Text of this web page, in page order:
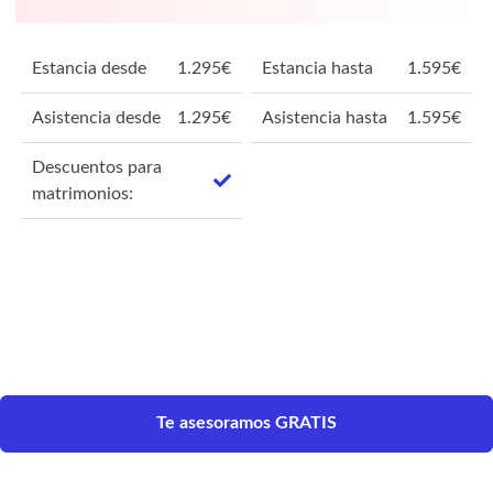
Estancia desde 1.295€ Estancia hasta 1.595€
Asistencia desde 1.295€ Asistencia hasta 1.595€
Descuentos para
matrimonios:
Te asesoramos GRATIS